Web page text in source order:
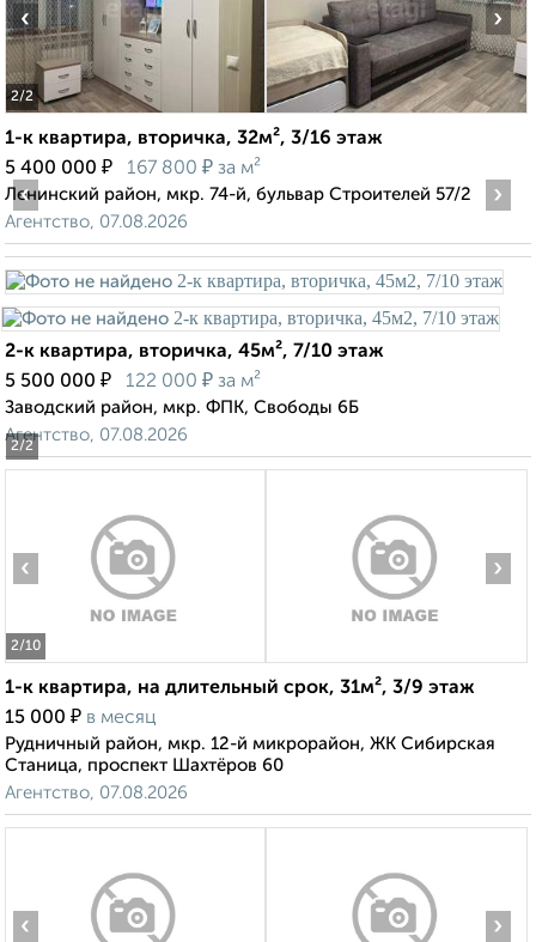
2/2
‹ ›
1-к квартира, вторичка, 32м², 3/16 этаж
5 400 000 ₽ 167 800 ₽ за м²
Ленинский район, мкр. 74-й, бульвар Строителей 57/2
Агентство, 07.08.2026
2/2
‹ ›
2-к квартира, вторичка, 45м², 7/10 этаж
5 500 000 ₽ 122 000 ₽ за м²
Заводский район, мкр. ФПК, Свободы 6Б
Агентство, 07.08.2026
2/10
‹ ›
1-к квартира, на длительный срок, 31м², 3/9 этаж
15 000 ₽ в месяц
Рудничный район, мкр. 12-й микрорайон, ЖК Сибирская
Станица, проспект Шахтёров 60
Агентство, 07.08.2026
‹ ›